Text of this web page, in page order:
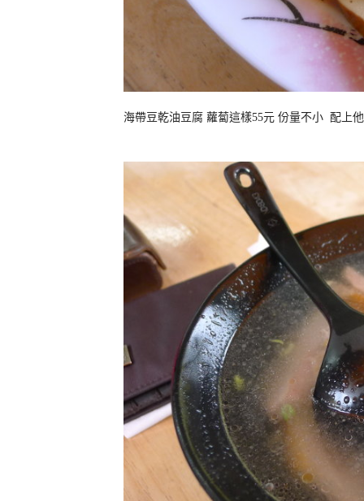
海帶豆乾油豆腐 蘿蔔這樣55元 份量不小 配上